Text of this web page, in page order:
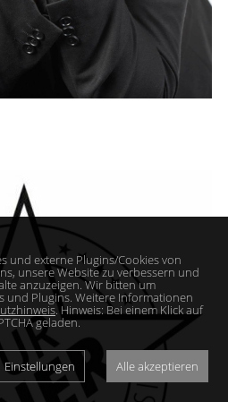
und externe Plugins/Cookies von
unsere Website zu verbessern und
anzuzeigen. Wir bitten um
und Plugins. Weitere Informationen
. Hinweis: Bei einem Klick auf
geladen.
Einstellungen Alle akzeptieren